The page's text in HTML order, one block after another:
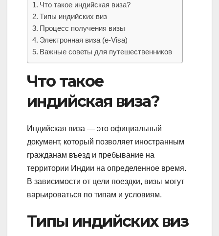
Что такое индийская виза?
Типы индийских виз
Процесс получения визы
Электронная виза (e-Visa)
Важные советы для путешественников
Что такое
индийская виза?
Индийская виза — это официальный
документ, который позволяет иностранным
гражданам въезд и пребывание на
территории Индии на определенное время.
В зависимости от цели поездки, визы могут
варьироваться по типам и условиям.
Типы индийских виз